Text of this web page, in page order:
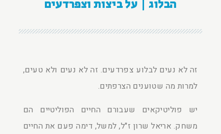
הבלוג | על ביצות וצפרדעים
זה לא נעים לבלוע צפרדעים. זה לא נעים ולא טעים,
למרות מה שטוענים הצרפתים.
יש פוליטיקאים שעבורם החיים הפוליטיים הם
משחק. אריאל שרון ז"ל, למשל, דימה פעם את החיים